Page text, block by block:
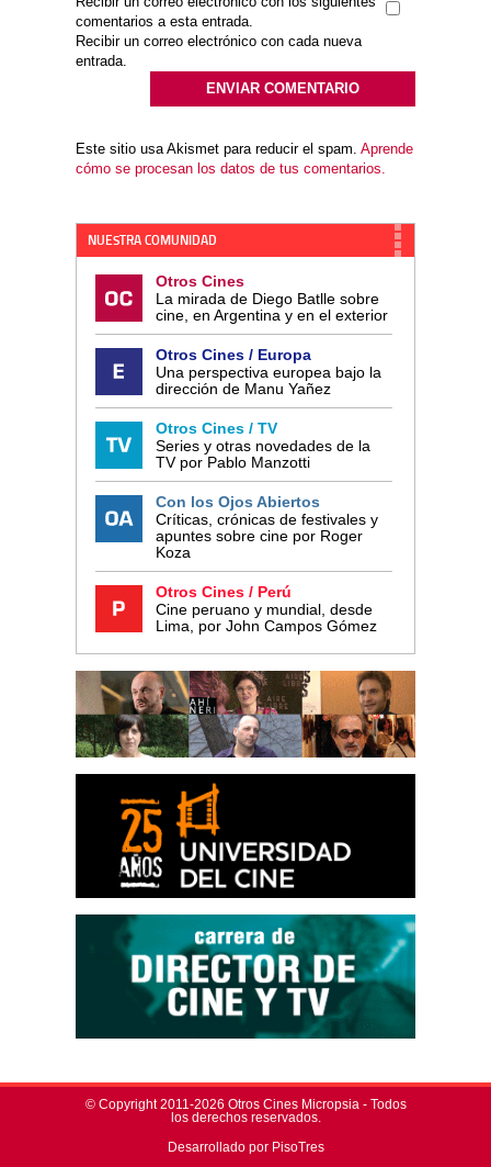
comentarios a esta entrada.
Recibir un correo electrónico con cada nueva
entrada.
Este sitio usa Akismet para reducir el spam. Aprende
cómo se procesan los datos de tus comentarios.
NUESTRA COMUNIDAD
Otros Cines
La mirada de Diego Batlle sobre
cine, en Argentina y en el exterior
Otros Cines / Europa
Una perspectiva europea bajo la
dirección de Manu Yañez
Otros Cines / TV
Series y otras novedades de la
TV por Pablo Manzotti
Con los Ojos Abiertos
Críticas, crónicas de festivales y
apuntes sobre cine por Roger
Koza
Otros Cines / Perú
Cine peruano y mundial, desde
Lima, por John Campos Gómez
© Copyright 2011-2026 Otros Cines Micropsia - Todos
los derechos reservados.
Desarrollado por PisoTres